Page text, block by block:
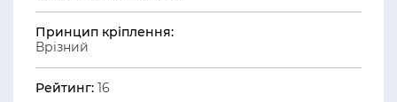
Принцип кріплення:
Врізний
Рейтинг: 16